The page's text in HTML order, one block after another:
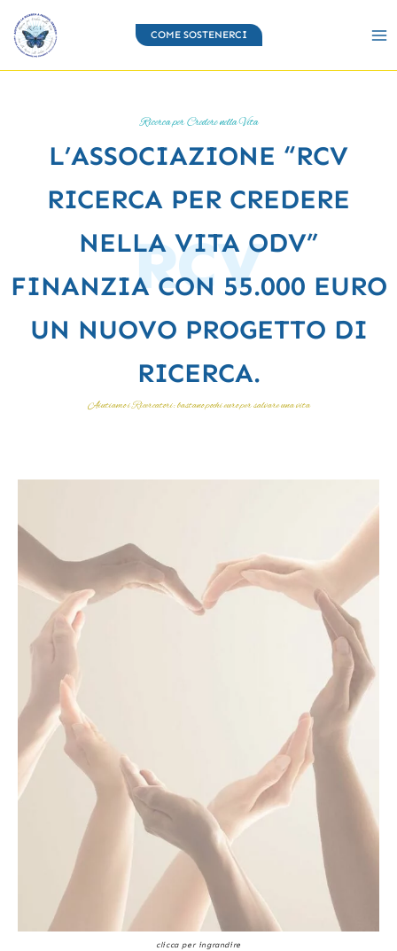
contenuto
COME SOSTENERCI
Ricerca per Credere nella Vita
L’ASSOCIAZIONE “RCV
RICERCA PER CREDERE
NELLA VITA ODV”
FINANZIA CON 55.000 EURO
UN NUOVO PROGETTO DI
RICERCA.
Aiutiamo i Ricercatori: bastano pochi euro per salvare una vita
clicca per ingrandire